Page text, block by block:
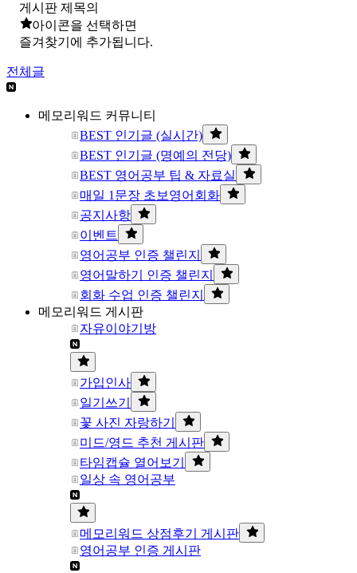
게시판 제목의
아이콘을 선택하면
즐겨찾기에 추가됩니다.
전체글
메모리워드 커뮤니티
BEST 인기글 (실시간)
BEST 인기글 (명예의 전당)
BEST 영어공부 팁 & 자료실
매일 1문장 초보영어회화
공지사항
이벤트
영어공부 인증 챌린지
영어말하기 인증 챌린지
회화 수업 인증 챌린지
메모리워드 게시판
자유이야기방
가입인사
일기쓰기
꽃 사진 자랑하기
미드/영드 추천 게시판
타임캡슐 열어보기
일상 속 영어공부
메모리워드 상점후기 게시판
영어공부 인증 게시판